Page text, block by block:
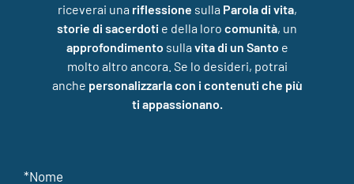
riceverai una riflessione sulla Parola di vita,
storie di sacerdoti e della loro comunità, un
approfondimento sulla vita di un Santo e
molto altro ancora. Se lo desideri, potrai
anche personalizzarla con i contenuti che più
ti appassionano.